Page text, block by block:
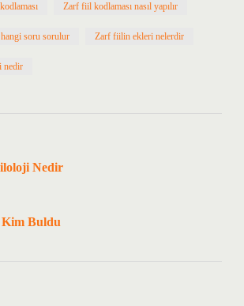
Zarf fiil kodlaması nasıl yapılır
soru sorulur Zarf fiilin ekleri nelerdir
nedir
Nedir
Buldu